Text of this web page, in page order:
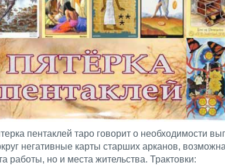
пентаклей таро говорит о необходимости
негативные карты старших арканов,
работы, но и места жительства. Трактовки: